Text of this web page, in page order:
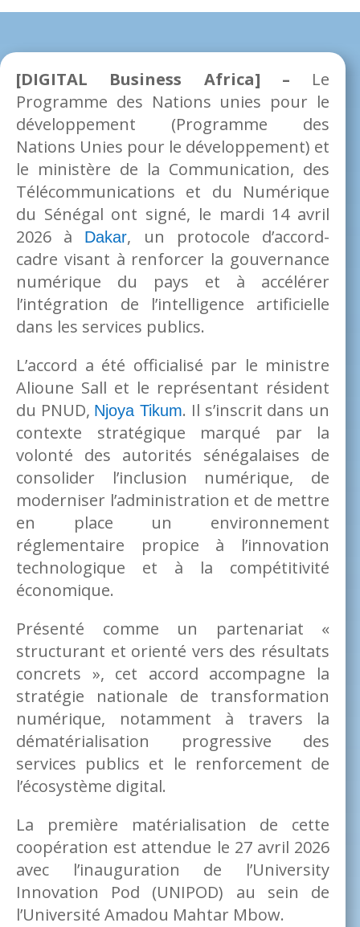
[DIGITAL Business Africa] – Le
Programme des Nations unies pour le
développement (Programme des
Nations Unies pour le développement) et
le ministère de la Communication, des
Télécommunications et du Numérique
du Sénégal ont signé, le mardi 14 avril
2026 à
Dakar, un protocole d’accord-
cadre visant à renforcer la gouvernance
numérique du pays et à accélérer
l’intégration de l’intelligence artificielle
dans les services publics.
L’accord a été officialisé par le ministre
Alioune Sall et le représentant résident
du PNUD, Njoya Tikum. Il s’inscrit dans un
contexte stratégique marqué par la
volonté des autorités sénégalaises de
consolider l’inclusion numérique, de
moderniser l’administration et de mettre
en place un environnement
réglementaire propice à l’innovation
technologique et à la compétitivité
économique.
Présenté comme un partenariat «
structurant et orienté vers des résultats
concrets », cet accord accompagne la
stratégie nationale de transformation
numérique, notamment à travers la
dématérialisation progressive des
services publics et le renforcement de
l’écosystème digital.
La première matérialisation de cette
coopération est attendue le 27 avril 2026
avec l’inauguration de l’University
Innovation Pod (UNIPOD) au sein de
l’Université Amadou Mahtar Mbow.